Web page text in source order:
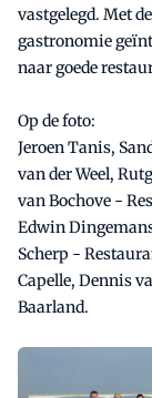
vastgelegd. Met
gastronomie
naar goede
Op de foto:
Jeroen Tanis,
van der Weel,
van Bochove -
Edwin
Scherp -
Capelle, Dennis
Baarland.